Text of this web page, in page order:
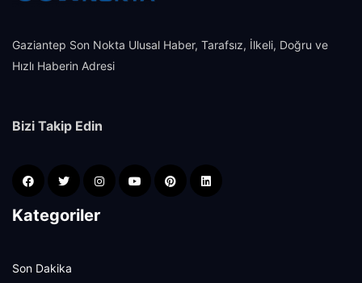
Gaziantep Son Nokta Ulusal Haber, Tarafsız, İlkeli, Doğru ve
Hızlı Haberin Adresi
Bizi Takip Edin
Kategoriler
Son Dakika